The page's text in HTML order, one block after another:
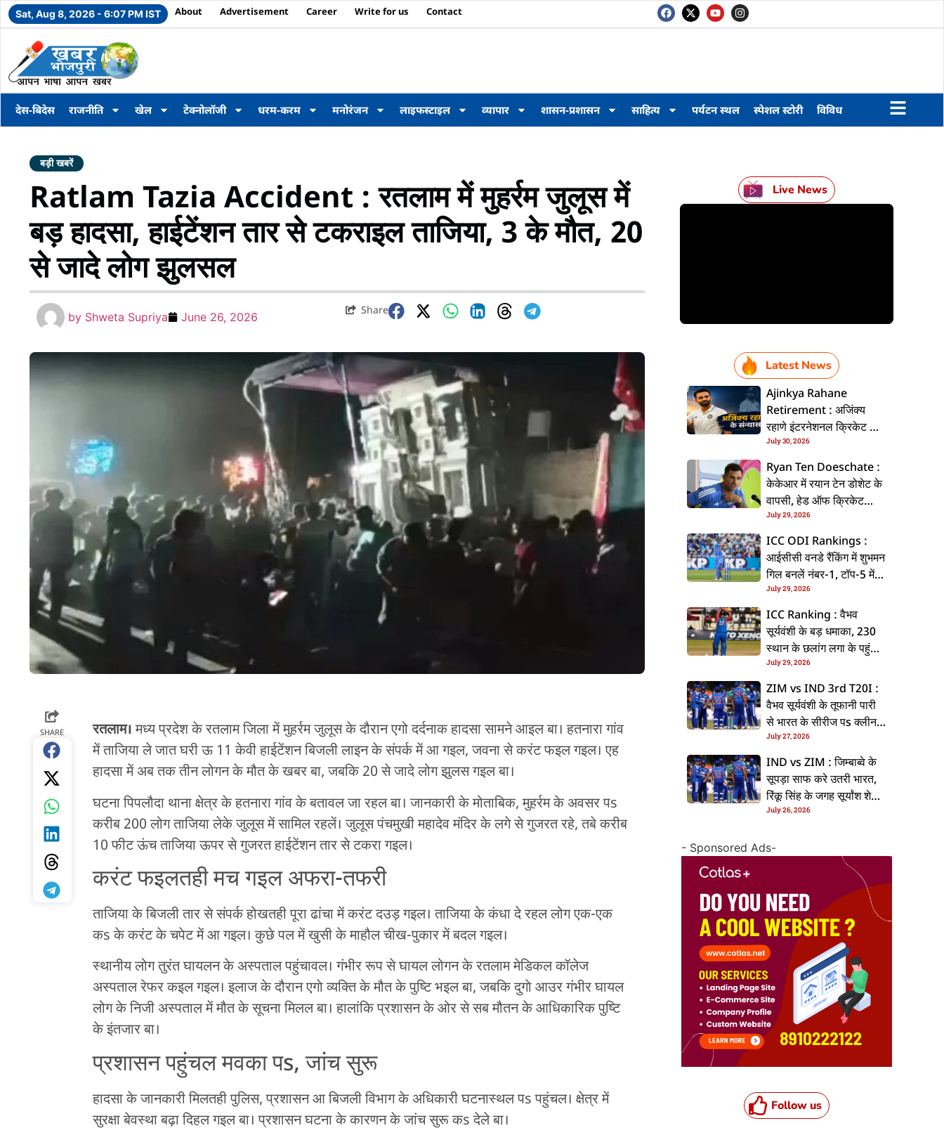
Sat, Aug 8, 2026 - 6:07 PM IST About Advertisement Career Write for us Contact
देस-बिदेस राजनीति खेल टेक्नोलॉजी धरम-करम मनोरंजन लाइफस्टाइल व्यापार शासन-प्रशासन साहित्य पर्यटन स्थल स्पेशल स्टोरी विविध
बड़ी खबरें
Ratlam Tazia Accident : रतलाम में मुहर्रम जुलूस में
बड़ हादसा, हाईटेंशन तार से टकराइल ताजिया, 3 के मौत, 20
से जादे लोग झुलसल
by Shweta Supriya June 26, 2026
Share
SHARE रतलाम।मध्य प्रदेश के रतलाम जिला में मुहर्रम जुलूस के दौरान एगो दर्दनाक हादसा सामने आइल बा। हतनारा गांव
में ताजिया ले जात घरी ऊ 11 केवी हाईटेंशन बिजली लाइन के संपर्क में आ गइल, जवना से करंट फइल गइल। एह
हादसा में अब तक तीन लोगन के मौत के खबर बा, जबकि 20 से जादे लोग झुलस गइल बा।
घटना पिपलौदा थाना क्षेत्र के हतनारा गांव के बतावल जा रहल बा। जानकारी के मोताबिक, मुहर्रम के अवसर पs
करीब 200 लोग ताजिया लेके जुलूस में सामिल रहलें। जुलूस पंचमुखी महादेव मंदिर के लगे से गुजरत रहे, तबे करीब
10 फीट ऊंच ताजिया ऊपर से गुजरत हाईटेंशन तार से टकरा गइल।
करंट फइलतही मच गइल अफरा-तफरी
ताजिया के बिजली तार से संपर्क होखतही पूरा ढांचा में करंट दउड़ गइल। ताजिया के कंधा दे रहल लोग एक-एक
कs के करंट के चपेट में आ गइल। कुछे पल में खुसी के माहौल चीख-पुकार में बदल गइल।
स्थानीय लोग तुरंत घायलन के अस्पताल पहुंचावल। गंभीर रूप से घायल लोगन के रतलाम मेडिकल कॉलेज
अस्पताल रेफर कइल गइल। इलाज के दौरान एगाे व्यक्ति के मौत के पुष्टि भइल बा, जबकि दुगाे आउर गंभीर घायल
लोग के निजी अस्पताल में मौत के सूचना मिलल बा। हालांकि प्रशासन के ओर से सब मौतन के आधिकारिक पुष्टि
के इंतजार बा।
प्रशासन पहुंचल मवका पs, जांच सुरू
हादसा के जानकारी मिलतही पुलिस, प्रशासन आ बिजली विभाग के अधिकारी घटनास्थल पs पहुंचल। क्षेत्र में
सुरक्षा बेवस्था बढ़ा दिहल गइल बा। प्रशासन घटना के कारणन के जांच सुरू कs देले बा।
Live News
Latest News
Ajinkya Rahane
Retirement : अजिंक्य
रहाणे इंटरनेशनल क्रिकेट से
ललें संन्यास, सोशल मीडिया
पs पोस्ट कs के कइलें एलान
July 30, 2026
Ryan Ten Doeschate :
केकेआर में रयान टेन डोशेट के
वापसी, हेड ऑफ क्रिकेट
स्ट्रेटजी के जिम्मेदारी संभरिहें
July 29, 2026
ICC ODI Rankings :
आईसीसी वनडे रैंकिंग में शुभमन
गिल बनलें नंबर-1, टॉप-5 में
भारत के तीन बल्लेबाज
July 29, 2026
ICC Ranking : वैभव
सूर्यवंशी के बड़ धमाका, 230
स्थान के छलांग लगा के पहुंचलें
48वां नंबर पs
July 29, 2026
ZIM vs IND 3rd T20I :
वैभव सूर्यवंशी के तूफानी पारी
से भारत के सीरीज पs क्लीन
स्वीप, जिम्बाब्वे 35 रन से
हारल
July 27, 2026
IND vs ZIM : जिम्बाब्वे के
सूपड़ा साफ करे उतरी भारत,
रिंकू सिंह के जगह सूर्यांश शेडगे
के मिल सकेला मवका
July 26, 2026
- Sponsored Ads-
Follow us